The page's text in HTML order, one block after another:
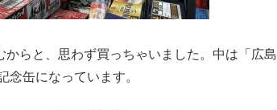
からと、思わず買っちゃいました。中は「広島
缶になっています。